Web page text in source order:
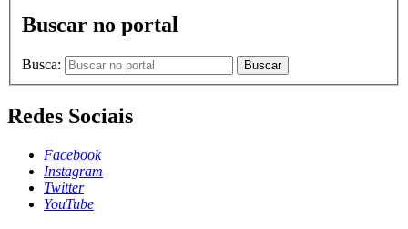
Buscar no portal
Busca: Buscar
Redes Sociais
Facebook
Instagram
Twitter
YouTube